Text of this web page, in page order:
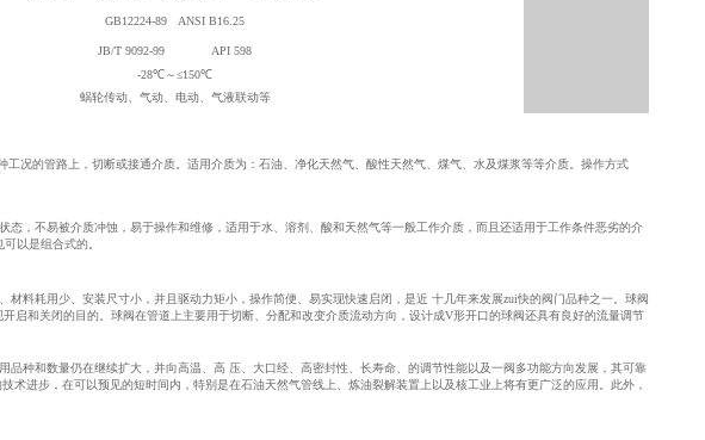
GB12224-89 ANSI B16.25
JB/T 9092-99 API 598
-28℃～≤150℃
蜗轮传动、气动、电动、气液联动等
况的管路上，切断或接通介质。适用介质为：石油、净化天然气、酸性天然气、煤气、水及煤浆等等介质。操作方式
不易被介质冲蚀，易于操作和维修，适用于水、溶剂、酸和天然气等一般工作介质，而且还适用于工作条件恶劣的介
以是组合式的。
耗用少、安装尺寸小，并且驱动力矩小，操作简便、易实现快速启闭，是近 十几年来发展zui快的阀门品种之一。球阀
启和关闭的目的。球阀在管道上主要用于切断、分配和改变介质流动方向，设计成V形开口的球阀还具有良好的流量调节
和数量仍在继续扩大，并向高温、高 压、大口经、高密封性、长寿命、的调节性能以及一阀多功能方向发展，其可靠
进步，在可以预见的短时间内，特别是在石油天然气管线上、炼油裂解装置上以及核工业上将有更广泛的应用。此外，